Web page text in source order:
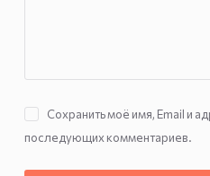
Сохранить моё имя, Email и
последующих комментариев.